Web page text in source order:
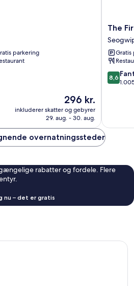
parkering
Prisen
296 kr.
296 kr.
inkluderer skatter og gebyrer
29. aug. - 30. aug.
The
First70
Hotel
By
The
Gratis
8.6
ud
8,6
overnatningssteder
rabatter og fordele. Flere
nu – det er gratis